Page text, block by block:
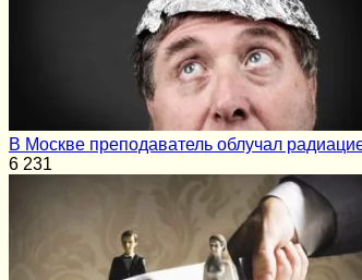
В Москве преподаватель облучал
6 231